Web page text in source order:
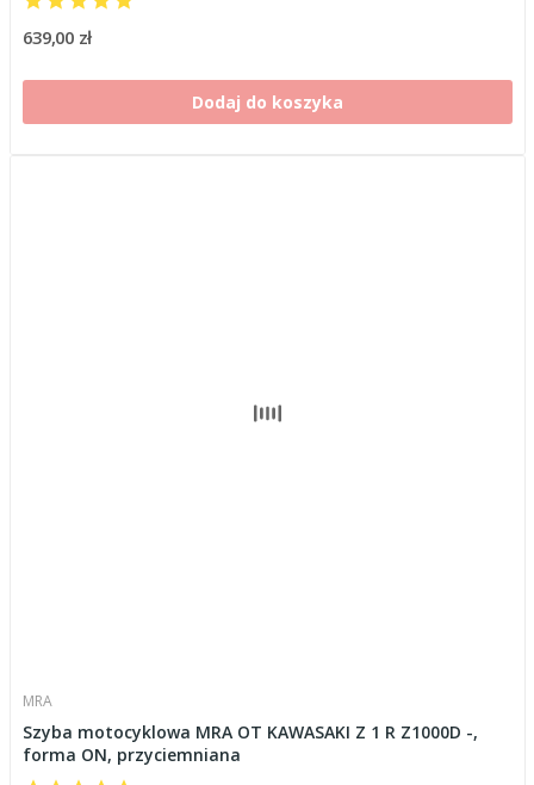
639,00 zł
Dodaj do koszyka
MRA
Szyba motocyklowa MRA OT KAWASAKI Z 1 R Z1000D -,
forma ON, przyciemniana